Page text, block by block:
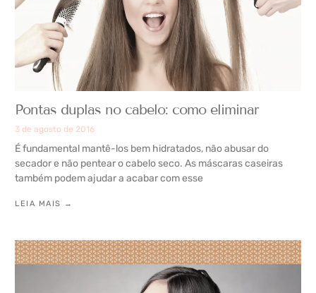
Pontas duplas no cabelo: como eliminar
3 de agosto de 2016
É fundamental mantê-los bem hidratados, não abusar do
secador e não pentear o cabelo seco. As máscaras caseiras
também podem ajudar a acabar com esse
LEIA MAIS →